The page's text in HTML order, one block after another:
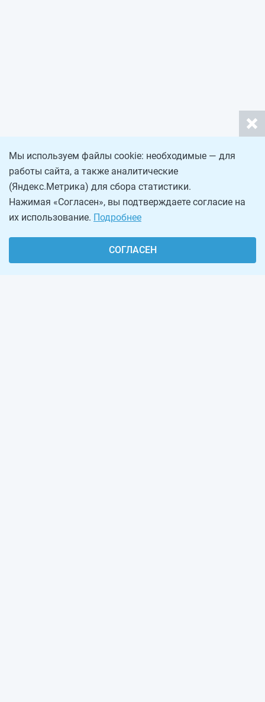
Мы используем файлы cookie: необходимые — для
работы сайта, а также аналитические
(Яндекс.Метрика) для сбора статистики.
Нажимая «Согласен», вы подтверждаете согласие на
их использование. Подробнее
СОГЛАСЕН